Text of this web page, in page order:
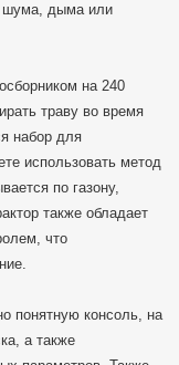
шума, дыма или
на 240
траву во время
набор для
использовать метод
по газону,
также обладает
что
понятную консоль, на
а также